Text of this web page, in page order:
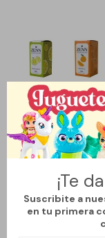
¡Te
Suscribite a
en tu primera